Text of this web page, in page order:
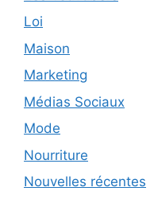
Loi
Maison
Marketing
Médias Sociaux
Mode
Nourriture
Nouvelles récentes